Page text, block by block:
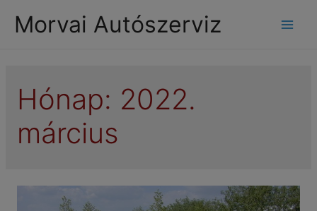
Morvai Autószerviz
Hónap: 2022.
március